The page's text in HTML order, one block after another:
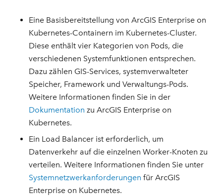
Eine Basisbereitstellung von ArcGIS Enterprise on
Kubernetes-Containern im Kubernetes-Cluster.
Diese enthält vier Kategorien von Pods, die
verschiedenen Systemfunktionen entsprechen.
Dazu zählen GIS-Services, systemverwalteter
Speicher, Framework und Verwaltungs-Pods.
Weitere Informationen finden Sie in der
Dokumentation zu ArcGIS Enterprise on
Kubernetes.
Ein Load Balancer ist erforderlich, um
Datenverkehr auf die einzelnen Worker-Knoten zu
verteilen. Weitere Informationen finden Sie unter
Systemnetzwerkanforderungen für ArcGIS
Enterprise on Kubernetes.